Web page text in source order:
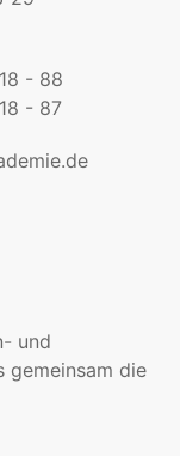
- 88
- 87
und
gemeinsam die